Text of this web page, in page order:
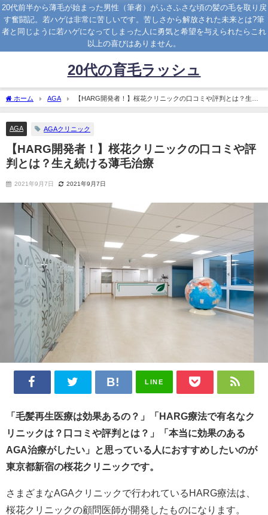
20代前半から薄毛が始まった男性（筆者）がふさふさな頃の髪の毛を取り戻
す奮闘記。若ハゲは非常に苦しいです。苦しさから解放された未来とは?筆
者と同じように若ハゲになってしまった人に勇気と希望を与えられたらこれ
以上の喜びはありません。
20代の育毛ラッシュ
ホーム AGA
【HARG開発者！】桜花クリニックの口コミや評判とは？生え
続ける薄毛治療
AGA AGAクリニック
【HARG開発者！】桜花クリニックの口コミや評
判とは？生え続ける薄毛治療
2021年9月7日 2021年9月7日
LINE
「毛髪再生医療は効果あるの？」「HARG療法で有名なク
リニックは？口コミや評判とは？」「本当に効果のある
AGA治療がしたい」と思っている人におすすめしたいのが
東京都新宿の桜花クリニックです。
さまざまなAGAクリニックで行われているHARG療法は、
桜花クリニックの顧問医師が開発したものになります。